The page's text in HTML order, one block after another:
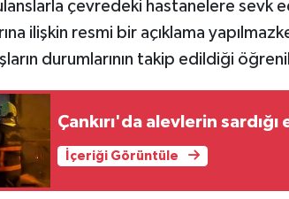
çevredeki hastanelere sevk
ilişkin resmi bir açıklama
durumlarının takip edildiği
Çankırı'da alevlerin
İçeriği Görüntüle